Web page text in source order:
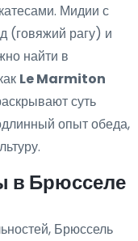
Мидии с
(говяжий рагу) и
найти в
Le Marmiton
суть
опыт обеда,
в Брюсселе
Брюссель